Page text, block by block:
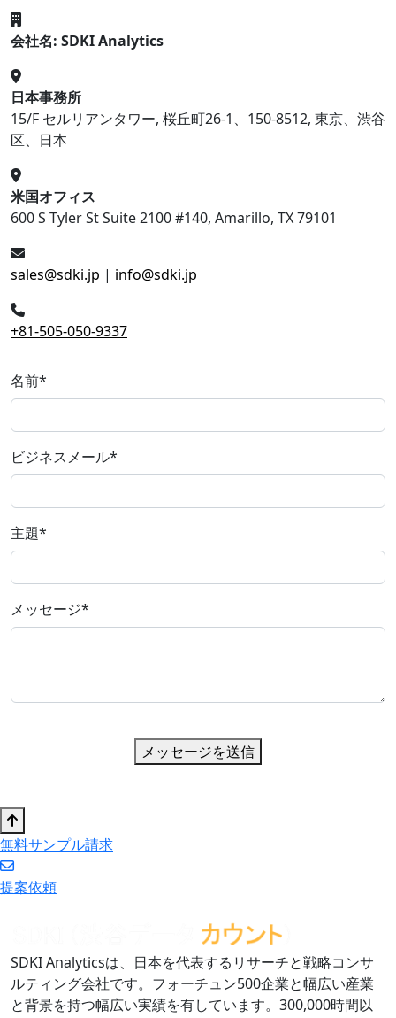
会社名: SDKI Analytics
日本事務所
15/F セルリアンタワー, 桜丘町26-1、150-8512, 東京、渋谷
区、日本
米国オフィス
600 S Tyler St Suite 2100 #140, Amarillo, TX 79101
sales@sdki.jp | info@sdki.jp
+81-505-050-9337
名前*
ビジネスメール*
主題*
メッセージ*
メッセージを送信
無料サンプル請求
提案依頼
SDKI Analyticsは、日本を代表するリサーチと戦略コンサ
ルティング会社です。フォーチュン500企業と幅広い産業
と背景を持つ幅広い実績を有しています。300,000時間以